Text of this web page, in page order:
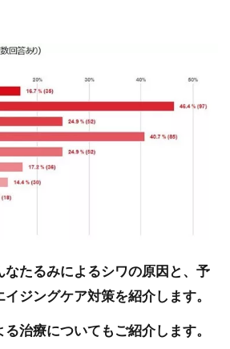
なたるみによるシワの原因と、予
ジングケア対策を紹介します。
治療についてもご紹介します。